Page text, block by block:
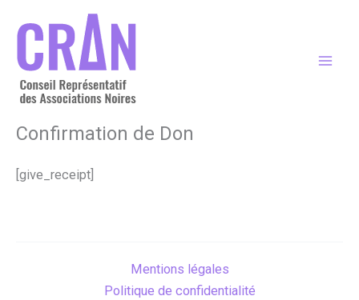
contenu
Confirmation de Don
[give_receipt]
Mentions légales
Politique de confidentialité